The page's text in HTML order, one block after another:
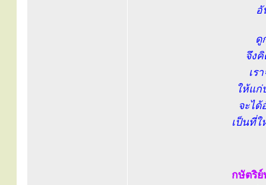
อั
ดู
จึง
เร
ให้แก่
จะไ
เป็นที่
กษัตริ